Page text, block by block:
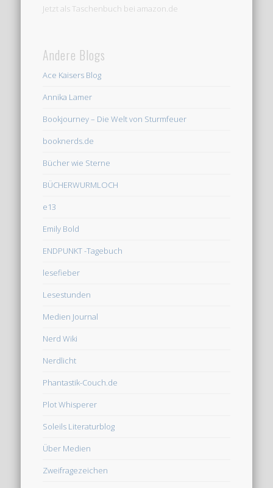
Jetzt als Taschenbuch bei amazon.de
Andere Blogs
Ace Kaisers Blog
Annika Lamer
Bookjourney – Die Welt von Sturmfeuer
booknerds.de
Bücher wie Sterne
BÜCHERWURMLOCH
e13
Emily Bold
ENDPUNKT -Tagebuch
lesefieber
Lesestunden
Medien Journal
Nerd Wiki
Nerdlicht
Phantastik-Couch.de
Plot Whisperer
Soleils Literaturblog
Über Medien
Zweifragezeichen